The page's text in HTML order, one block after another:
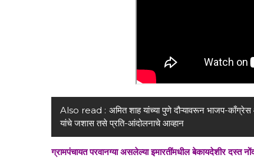
Also read : अमित शाह यांच्या पुणे दौऱ्यावरून भाजप-
यांचे जशास तसे प्रति-आंदोलनाचे आव्हान
ग्रामपंचायत परवानग्या असलेल्या इमारतींमधील बेकायदेशीर दस्त